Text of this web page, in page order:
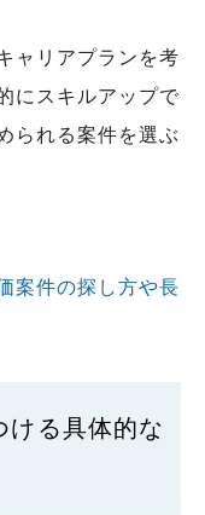
ャリアプランを考
にスキルアップで
られる案件を選ぶ
案件の探し方や長
ける具体的な